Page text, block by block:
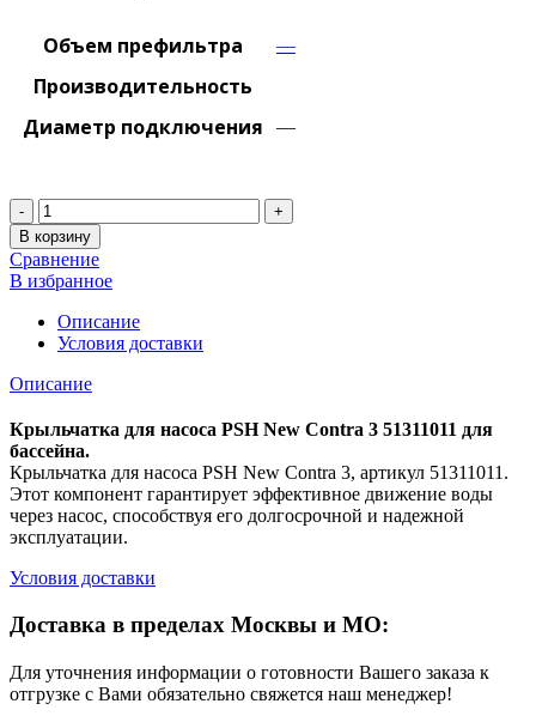
Объем префильтра —
Производительность
Диаметр подключения
—
Количество
В корзину
Сравнение
В избранное
Описание
Условия доставки
Описание
Крыльчатка для насоса PSH New Contra 3 51311011 для
бассейна.
Крыльчатка для насоса PSH New Contra 3, артикул 51311011.
Этот компонент гарантирует эффективное движение воды
через насос, способствуя его долгосрочной и надежной
эксплуатации.
Условия доставки
Доставка в пределах Москвы и МО:
Для уточнения информации о готовности Вашего заказа к
отгрузке с Вами обязательно свяжется наш менеджер!